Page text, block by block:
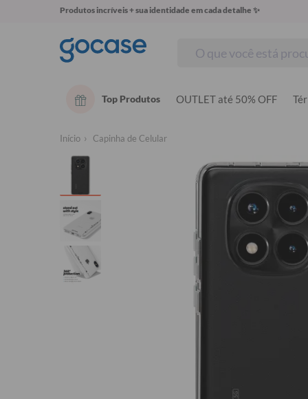
Produtos incríveis + sua identidade em cada detalhe ✨
Top Produtos OUTLET até 50% OFF
Início Capinha de Celular